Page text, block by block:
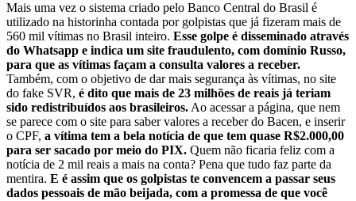
Mais uma vez o sistema criado pelo Banco Central do Brasil é
utilizado na historinha contada por golpistas que já fizeram mais de
560 mil vítimas no Brasil inteiro. Esse golpe é disseminado através
do Whatsapp e indica um site fraudulento, com domínio Russo,
para que as vítimas façam a consulta valores a receber.
Também, com o objetivo de dar mais segurança às vítimas, no site
do fake SVR, é dito que mais de 23 milhões de reais já teriam
sido redistribuídos aos brasileiros. Ao acessar a página, que nem
se parece com o site para saber valores a receber do Bacen, e inserir
o CPF, a vítima tem a bela notícia de que tem quase R$2.000,00
para ser sacado por meio do PIX. Quem não ficaria feliz com a
notícia de 2 mil reais a mais na conta? Pena que tudo faz parte da
mentira. E é assim que os golpistas te convencem a passar seus
dados pessoais de mão beijada, com a promessa de que você